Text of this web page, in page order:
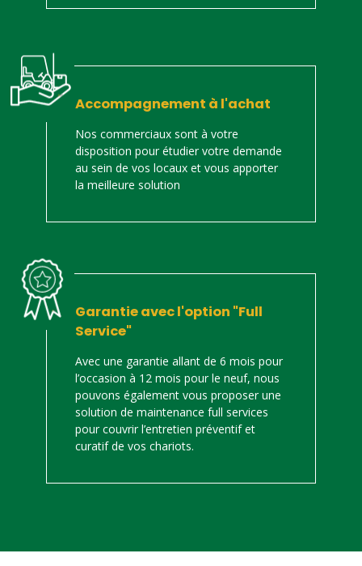
Accompagnement à l'achat
Nos commerciaux sont à votre
disposition pour étudier votre demande
au sein de vos locaux et vous apporter
la meilleure solution
Garantie avec l'option "Full
Service"
Avec une garantie allant de 6 mois pour
l’occasion à 12 mois pour le neuf, nous
pouvons également vous proposer une
solution de maintenance full services
pour couvrir l’entretien préventif et
curatif de vos chariots.